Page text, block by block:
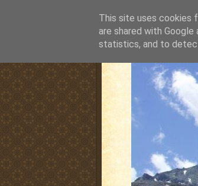
This site uses cookies
are shared with
statistics, and to